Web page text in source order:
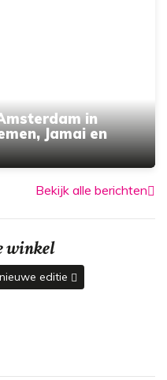
in
Jamai en
Bekijk alle berichten
winkel
editie